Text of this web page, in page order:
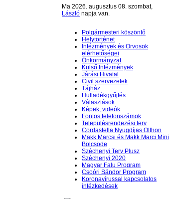
Ma 2026. augusztus 08. szombat,
László napja van.
Polgármesteri köszöntő
Helytörténet
Intézmények és Orvosok
elérhetőségei
Önkormányzat
Külső Intézmények
Járási Hivatal
Civil szervezetek
Tájház
Hulladékgyűjtés
Választások
Képek, videók
Fontos telefonszámok
Településrendezési terv
Cordastella Nyugdíjas Otthon
Makk Marcsi és Makk Marci Mini
Bölcsöde
Széchenyi Terv Plusz
Széchenyi 2020
Magyar Falu Program
Csoóri Sándor Program
Koronavírussal kapcsolatos
intézkedések